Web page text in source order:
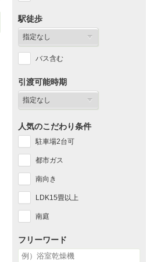
駅徒歩
バス含む
引渡可能時期
人気のこだわり条件
駐車場2台可
都市ガス
南向き
LDK15畳以上
南庭
フリーワード